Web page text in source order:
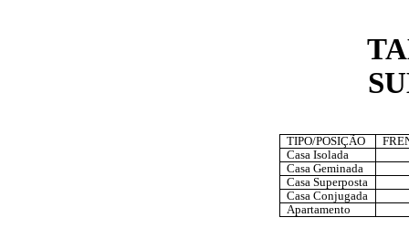
TIPO/POSIÇÃO
Casa Isolada
Casa Geminada
Casa Superposta
Casa Conjugada
Apartamento